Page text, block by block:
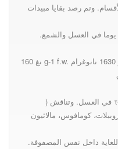
وتم رصد بقايا مبيدات
بعد العلاج في النحل لمدة تصل إلى 180 يوما في العسل والشمع.
160 نغ g-1 f.w. في النحل وبين 98 و 1630 نانوغرام g-1 في الشمع، في
كومافوس، مالاثيون
للغاية داخل نفس المصفوفة.